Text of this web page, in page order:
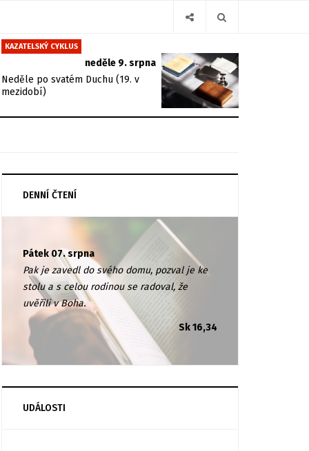
KAZATELSKÝ CYKLUS
neděle 9. srpna
Neděle po svatém Duchu (19. v
mezidobí)
DENNÍ ČTENÍ
Pátek 07. srpna
Pak je zavedl do svého domu, pozval je ke
stolu a s celou rodinou se radoval, že
uvěřili v Boha.
Sk 16,34
UDÁLOSTI